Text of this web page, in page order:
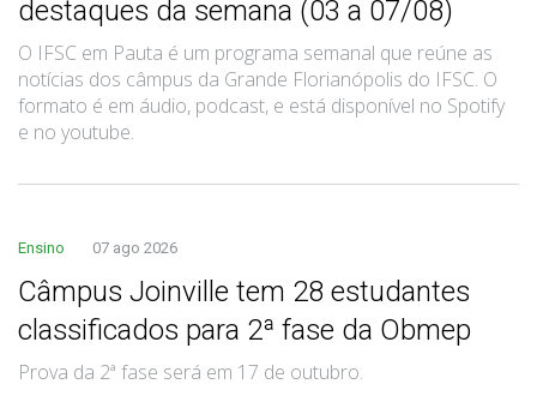
destaques da semana (03 a 07/08)
O IFSC em Pauta é um programa semanal que reúne as
notícias dos câmpus da Grande Florianópolis do IFSC. O
formato é em áudio, podcast, e está disponível no Spotify
e no youtube.
Ensino 07 ago 2026
Câmpus Joinville tem 28 estudantes
classificados para 2ª fase da Obmep
Prova da 2ª fase será em 17 de outubro.